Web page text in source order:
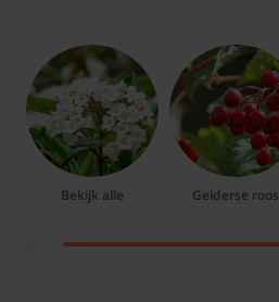
Bekijk alle Gelderse roos